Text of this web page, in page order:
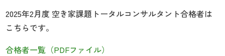
2025年2月度 空き家課題トータルコンサルタント合格者は
こちらです。
合格者一覧（PDFファイル）